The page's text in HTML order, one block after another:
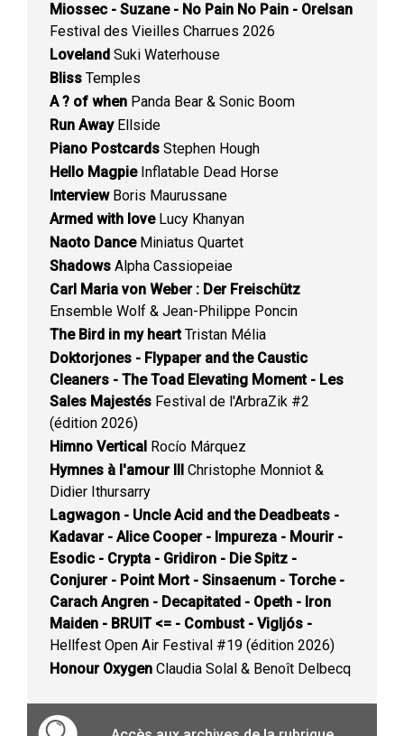
Miossec - Suzane - No Pain No Pain - Orelsan
Festival des Vieilles Charrues 2026
Loveland Suki Waterhouse
Bliss Temples
A ? of when Panda Bear & Sonic Boom
Run AwayEllside
Piano Postcards Stephen Hough
Hello MagpieInflatable Dead Horse
InterviewBoris Maurussane
Armed with loveLucy Khanyan
Naoto DanceMiniatus Quartet
Shadows Alpha Cassiopeiae
Carl Maria von Weber : Der Freischütz
Ensemble Wolf & Jean-Philippe Poncin
The Bird in my heartTristan Mélia
Doktorjones - Flypaper and the Caustic
Cleaners - The Toad Elevating Moment - Les
Sales Majestés Festival de l'ArbraZik #2
(édition 2026)
Himno Vertical Rocío Márquez
Hymnes à l'amour III Christophe Monniot &
Didier Ithursarry
Lagwagon - Uncle Acid and the Deadbeats -
Kadavar - Alice Cooper - Impureza - Mourir -
Esodic - Crypta - Gridiron - Die Spitz -
Conjurer - Point Mort - Sinsaenum - Torche -
Carach Angren - Decapitated - Opeth - Iron
Maiden - BRUIT <= - Combust - Vigljós -
Hellfest Open Air Festival #19 (édition 2026)
Honour Oxygen Claudia Solal & Benoît Delbecq